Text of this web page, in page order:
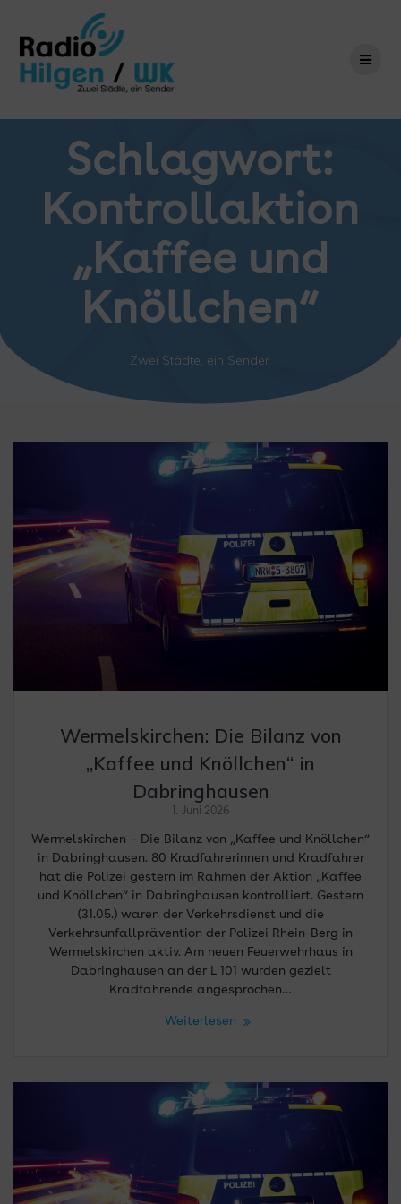
springen
Schlagwort:
Kontrollaktion
„Kaffee und
Knöllchen“
Zwei Städte, ein Sender.
Wermelskirchen: Die Bilanz von
„Kaffee und Knöllchen“ in
Dabringhausen
1. Juni 2026
Wermelskirchen – Die Bilanz von „Kaffee und Knöllchen“
in Dabringhausen. 80 Kradfahrerinnen und Kradfahrer
hat die Polizei gestern im Rahmen der Aktion „Kaffee
und Knöllchen“ in Dabringhausen kontrolliert. Gestern
(31.05.) waren der Verkehrsdienst und die
Verkehrsunfallprävention der Polizei Rhein-Berg in
Wermelskirchen aktiv. Am neuen Feuerwehrhaus in
Dabringhausen an der L 101 wurden gezielt
Kradfahrende angesprochen…
Weiterlesen